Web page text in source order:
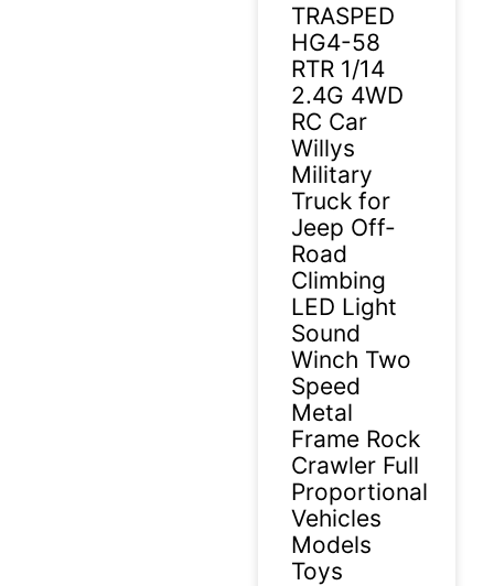
TRASPED
HG4-58
RTR 1/14
2.4G 4WD
RC Car
Willys
Military
Truck for
Jeep Off-
Road
Climbing
LED Light
Sound
Winch Two
Speed
Metal
Frame Rock
Crawler Full
Proportional
Vehicles
Models
Toys